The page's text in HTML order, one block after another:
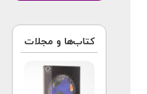
کتاب‌ها و مجلات